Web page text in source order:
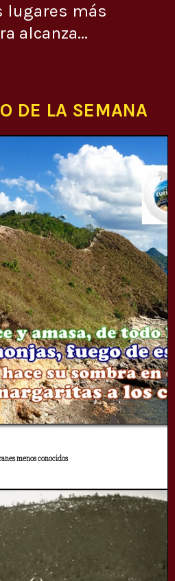
lugares más
alcanza...
DE LA SEMANA
menos conocidos